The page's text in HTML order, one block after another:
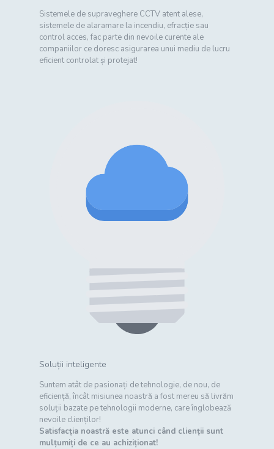
Sistemele de supraveghere CCTV atent alese,
sistemele de alaramare la incendiu, efracție sau
control acces, fac parte din nevoile curente ale
companiilor ce doresc asigurarea unui mediu de lucru
eficient controlat și protejat!
Soluții inteligente
Suntem atât de pasionați de tehnologie, de nou, de
eficiență, încât misiunea noastră a fost mereu să livrăm
soluții bazate pe tehnologii moderne, care înglobează
nevoile clienților!
Satisfacția noastră este atunci când clienții sunt
mulțumiți de ce au achiziționat!